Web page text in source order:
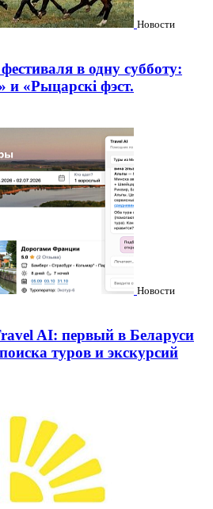
Новости
в одну субботу:
и «Рыцарскі фэст.
Новости
AI: первый в Беларуси
туров и экскурсий